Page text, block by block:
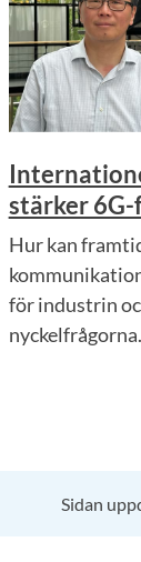
stärker 6G-
Hur kan
för industrin
Sidan